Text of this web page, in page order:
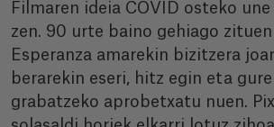
Filmaren ideia COVID osteko
zen. 90 urte baino gehiago
Esperanza amarekin bizitzera
berarekin eseri, hitz egin eta
grabatzeko aprobetxatu nuen.